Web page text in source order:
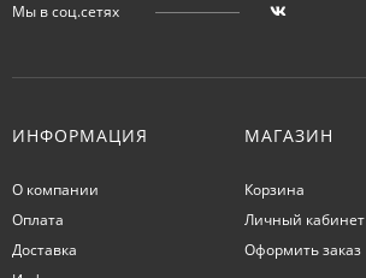
Мы в соц.сетях
ИНФОРМАЦИЯ
О компании
Оплата
Доставка
МАГАЗИН
Корзина
Личный кабинет
Оформить заказ